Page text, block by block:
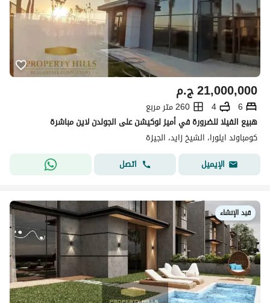
ج.م21,000,000
6
4
260 متر مربع
هبيع الفيلا للضرورة في أميز لوكيشن على الجولدن لاين مباشرة
كومباوند ايلورا، الشيخ زايد، الجيزة
الإيميل
اتصل
قيد الإنشاء